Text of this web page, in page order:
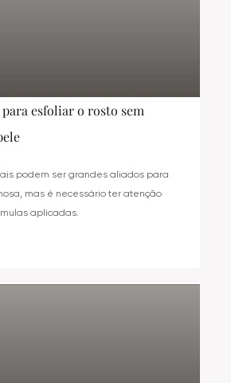
esfoliar o rosto sem
podem ser grandes aliados para
mas é necessário ter atenção
aplicadas.